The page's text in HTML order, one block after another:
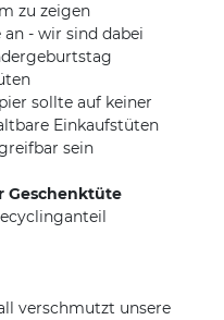
zu zeigen
- wir sind dabei
sollte auf keiner
Einkaufstüten
sein
Geschenktüte
verschmutzt unsere